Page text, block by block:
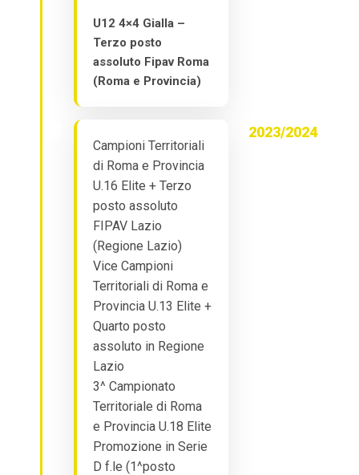
U12 4×4 Gialla –
Terzo posto
assoluto Fipav Roma
(Roma e Provincia)
2023/2024
Campioni Territoriali
di Roma e Provincia
U.16 Elite + Terzo
posto assoluto
FIPAV Lazio
(Regione Lazio)
Vice Campioni
Territoriali di Roma e
Provincia U.13 Elite +
Quarto posto
assoluto in Regione
Lazio
3^ Campionato
Territoriale di Roma
e Provincia U.18 Elite
Promozione in Serie
D f.le (1^posto